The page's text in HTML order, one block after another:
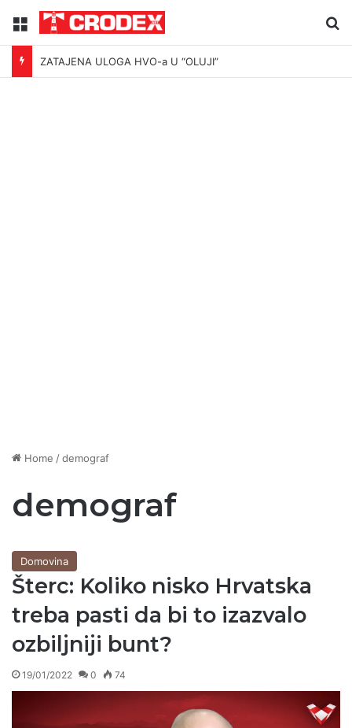
Menu
ZATAJENA ULOGA HVO-a U “OLUJI”
Home /demograf
demograf
Domovina
Šterc: Koliko nisko Hrvatska
treba pasti da bi to izazvalo
ozbiljniji bunt?
19/01/2022 0 74